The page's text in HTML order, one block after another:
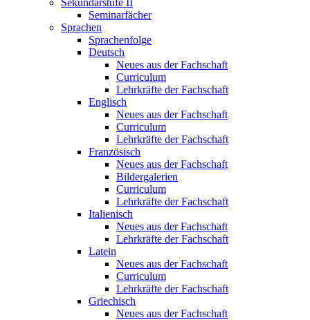
Seminarfächer
Sprachen
Sprachenfolge
Deutsch
Neues aus der Fachschaft
Curriculum
Lehrkräfte der Fachschaft
Englisch
Neues aus der Fachschaft
Curriculum
Lehrkräfte der Fachschaft
Französisch
Neues aus der Fachschaft
Bildergalerien
Curriculum
Lehrkräfte der Fachschaft
Italienisch
Neues aus der Fachschaft
Lehrkräfte der Fachschaft
Latein
Neues aus der Fachschaft
Curriculum
Lehrkräfte der Fachschaft
Griechisch
Neues aus der Fachschaft